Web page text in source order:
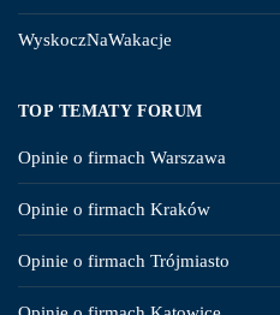
WyskoczNaWakacje
TOP TEMATY FORUM
Opinie o firmach Warszawa
Opinie o firmach Kraków
Opinie o firmach Trójmiasto